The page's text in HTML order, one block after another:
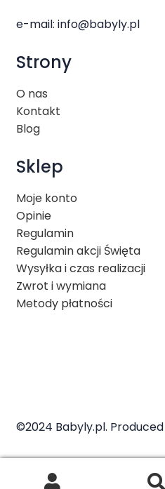
e-mail: info@babyly.pl
Strony
O nas
Kontakt
Blog
Sklep
Moje konto
Opinie
Regulamin
Regulamin akcji Święta
Wysyłka i czas realizacji
Zwrot i wymiana
Metody płatności
©2024 Babyly.pl.